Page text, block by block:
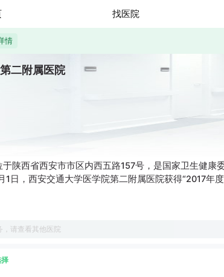
找医院
情
二附属医院
陕西省西安市市区内西五路157号，是国家卫生健
1日，西安交通大学医学院第二附属医院获得“2017年
，请查看其他医院